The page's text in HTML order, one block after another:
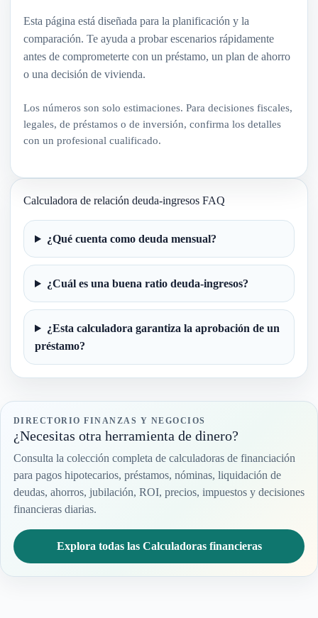
Esta página está diseñada para la planificación y la
comparación. Te ayuda a probar escenarios rápidamente
antes de comprometerte con un préstamo, un plan de ahorro
o una decisión de vivienda.
Los números son solo estimaciones. Para decisiones fiscales,
legales, de préstamos o de inversión, confirma los detalles
con un profesional cualificado.
Calculadora de relación deuda-ingresos FAQ
¿Qué cuenta como deuda mensual?
¿Cuál es una buena ratio deuda-ingresos?
¿Esta calculadora garantiza la aprobación de un
préstamo?
DIRECTORIO FINANZAS Y NEGOCIOS
¿Necesitas otra herramienta de dinero?
Consulta la colección completa de calculadoras de financiación
para pagos hipotecarios, préstamos, nóminas, liquidación de
deudas, ahorros, jubilación, ROI, precios, impuestos y decisiones
financieras diarias.
Explora todas las Calculadoras financieras